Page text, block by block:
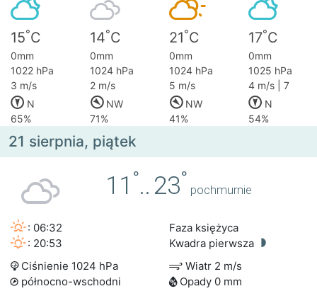
15°C 14°C 21°C 17°C
0mm 0mm 0mm
0mm
1022 hPa
1024 hPa 1024 hPa
1025 hPa
3 m/s
2 m/s 5 m/s
4 m/s | 7
N
NW NW
N
65%
71% 41% 54%
21 sierpnia, piątek
11 °.. 23°
pochmurnie
: 06:32
: 20:53
Faza księżyca
Kwadra pierwsza
Ciśnienie 1024 hPa
Wiatr 2 m/s
północno-wschodni
Opady 0 mm